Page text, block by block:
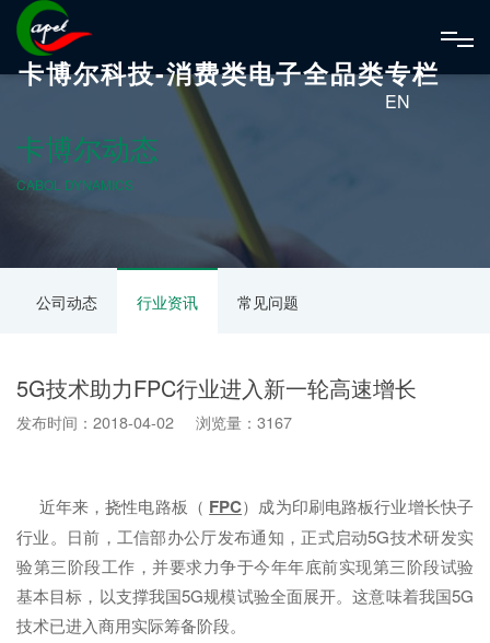
卡博尔科技-消费类电子全品类专栏
EN
卡博尔动态
CABOL DYNAMICS
公司动态 行业资讯 常见问题
5G技术助力FPC行业进入新一轮高速增长
发布时间：2018-04-02 浏览量：3167
近年来，挠性电路板（ FPC）成为印刷电路板行业增长快子
行业。日前，工信部办公厅发布通知，正式启动5G技术研发实
验第三阶段工作，并要求力争于今年年底前实现第三阶段试验
基本目标，以支撑我国5G规模试验全面展开。这意味着我国5G
技术已进入商用实际筹备阶段。